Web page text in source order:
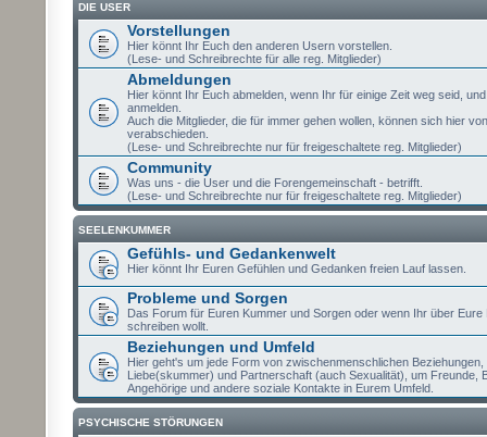
DIE USER
Vorstellungen
Hier könnt Ihr Euch den anderen Usern vorstellen.
(Lese- und Schreibrechte für alle reg. Mitglieder)
Abmeldungen
Hier könnt Ihr Euch abmelden, wenn Ihr für einige Zeit weg seid,
anmelden.
Auch die Mitglieder, die für immer gehen wollen, können sich hier
verabschieden.
(Lese- und Schreibrechte nur für freigeschaltete reg. Mitglieder)
Community
Was uns - die User und die Forengemeinschaft - betrifft.
(Lese- und Schreibrechte nur für freigeschaltete reg. Mitglieder)
SEELENKUMMER
Gefühls- und Gedankenwelt
Hier könnt Ihr Euren Gefühlen und Gedanken freien Lauf lassen.
Probleme und Sorgen
Das Forum für Euren Kummer und Sorgen oder wenn Ihr über Eure
schreiben wollt.
Beziehungen und Umfeld
Hier geht's um jede Form von zwischenmenschlichen Beziehungen,
Liebe(skummer) und Partnerschaft (auch Sexualität), um Freunde,
Angehörige und andere soziale Kontakte in Eurem Umfeld.
PSYCHISCHE STÖRUNGEN